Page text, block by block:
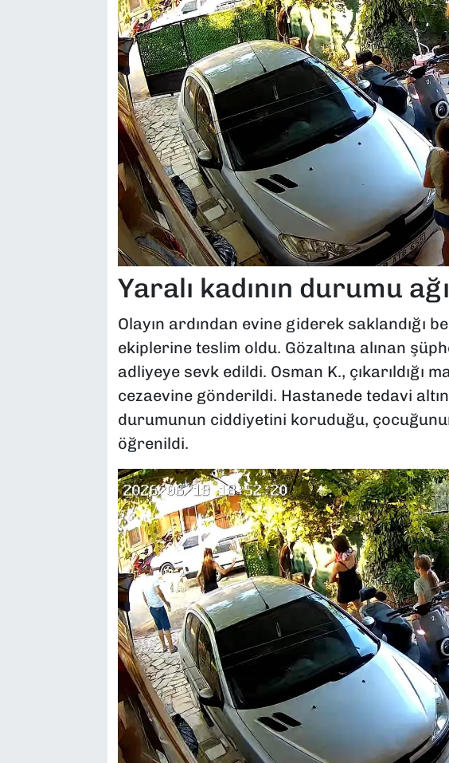
Yaralı kadının durumu
Olayın ardından evine giderek saklandığı
ekiplerine teslim oldu. Gözaltına alınan
adliyeye sevk edildi. Osman K., çıkarıldığı
cezaevine gönderildi. Hastanede tedavi
durumunun ciddiyetini koruduğu,
öğrenildi.